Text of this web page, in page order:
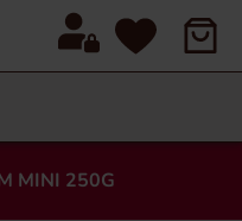
MINI 250G